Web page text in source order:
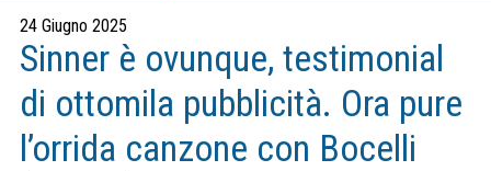
24 Giugno 2025
Sinner è ovunque, testimonial
di ottomila pubblicità. Ora pure
l’orrida canzone con Bocelli